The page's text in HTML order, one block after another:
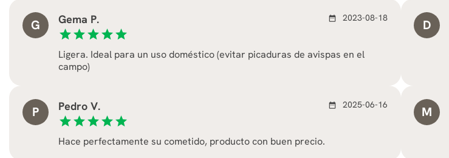
G
Gema P.
starstarstarstarstar
date_range 2023-08-18
Ligera. Ideal para un uso doméstico (evitar picaduras de avispas en el
campo)
D
P
Pedro V.
starstarstarstarstar
date_range 2025-06-16
Hace perfectamente su cometido, producto con buen precio.
M